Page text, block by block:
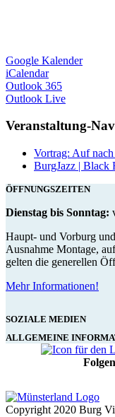
Google Kalender
iCalendar
Outlook 365
Outlook Live
Veranstaltung-
Vortrag: Auf
BurgJazz | Black
ÖFFNUNGSZEITEN
Dienstag bis Sonntag:
Haupt- und Vorburg
Ausnahme Montage,
gelten die generellen
Mehr Informationen!
SOZIALE MEDIEN
ALLGEMEINE
Copyright 2020 Burg